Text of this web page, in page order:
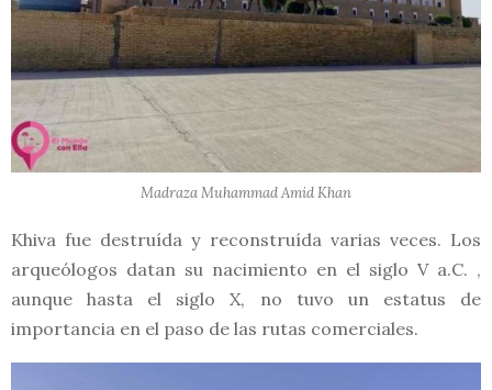
Madraza Muhammad Amid Khan
Khiva fue destruída y reconstruída varias veces. Los
arqueólogos datan su nacimiento en el siglo V a.C. ,
aunque hasta el siglo X, no tuvo un estatus de
importancia en el paso de las rutas comerciales.